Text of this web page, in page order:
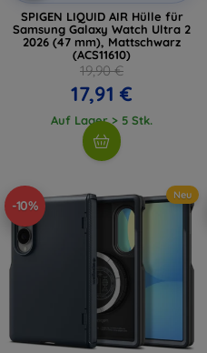
SPIGEN LIQUID AIR Hülle für
Samsung Galaxy Watch Ultra 2
2026 (47 mm), Mattschwarz
(ACS11610)
19,90 €
17,91 €
Auf Lager > 5 Stk.
-10%
Neu